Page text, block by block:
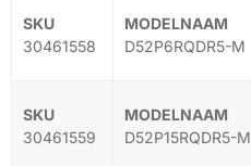
30461558 D52P6RQDR5-M
30461559 D52P15RQDR5-M